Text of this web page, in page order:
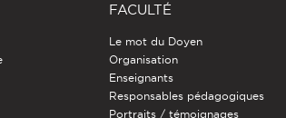
FACULTÉ
Le mot du Doyen
Organisation
Enseignants
Responsables pédagogiques
Portraits / témoignages